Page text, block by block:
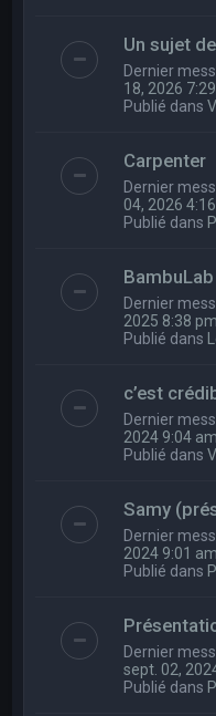
Un sujet
Dernier
18, 2026
Publié dans
Carpenter
Dernier
04, 2026
Publié dans
Dernier
2025 8:38 pm
Publié dans
c’est
Dernier
2024 9:04 am
Publié dans
Samy
Dernier
2024 9:01 am
Publié dans
Dernier
sept. 02,
Publié dans